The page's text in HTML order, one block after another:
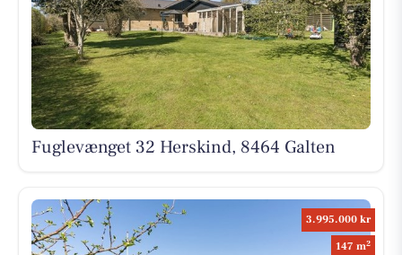
Fuglevænget 32 Herskind, 8464 Galten
3.995.000 kr
147 m2